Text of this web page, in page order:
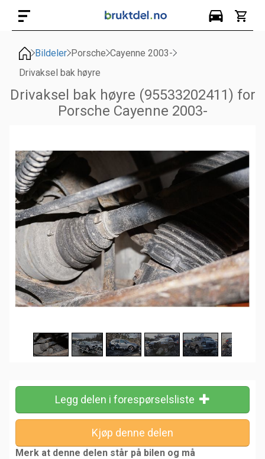
Bildeler Porsche Cayenne 2003-
Drivaksel bak høyre
Drivaksel bak høyre (95533202411) for
Porsche Cayenne 2003-
Legg delen i forespørselsliste
Merk at denne delen står på bilen og må